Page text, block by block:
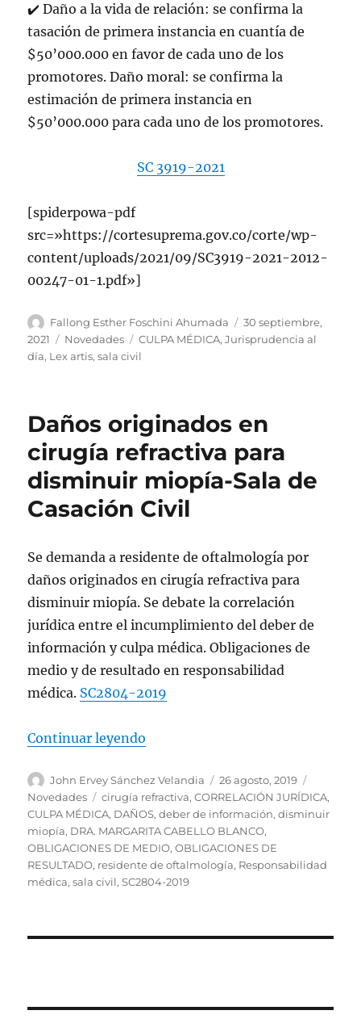
✔ Daño a la vida de relación: se confirma la
tasación de primera instancia en cuantía de
$50’000.000 en favor de cada uno de los
promotores. Daño moral: se confirma la
estimación de primera instancia en
$50’000.000 para cada uno de los promotores.
SC 3919-2021
[spiderpowa-pdf
src=»https://cortesuprema.gov.co/corte/wp-
content/uploads/2021/09/SC3919-2021-2012-
00247-01-1.pdf»]
Autor
Fallong Esther Foschini Ahumada
Publicado
el
30 septiembre,
2021
Categorías
Novedades Etiquetas
CULPA MÉDICA,Jurisprudencia al
día, Lex artis,sala civil
Daños originados en
cirugía refractiva para
disminuir miopía-Sala de
Casación Civil
Se demanda a residente de oftalmología por
daños originados en cirugía refractiva para
disminuir miopía. Se debate la correlación
jurídica entre el incumplimiento del deber de
información y culpa médica. Obligaciones de
medio y de resultado en responsabilidad
médica. SC2804-2019
Continuar leyendo
Autor
John Ervey Sánchez Velandia
Publicado
el
26 agosto, 2019
Novedades
Etiquetas
cirugía refractiva,CORRELACIÓN JURÍDICA,
CULPA MÉDICA, DAÑOS,deber de información,disminuir
miopía, DRA. MARGARITA CABELLO BLANCO,
OBLIGACIONES DE MEDIO,OBLIGACIONES DE
RESULTADO, residente de oftalmología, Responsabilidad
médica,sala civil,SC2804-2019